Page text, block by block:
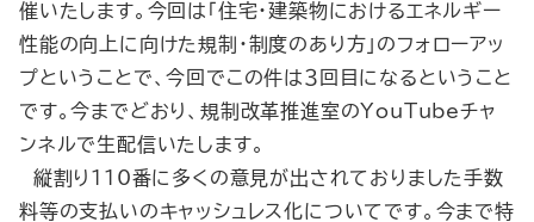
催いたします。今回は「住宅・建築物におけるエネルギー
性能の向上に向けた規制・制度のあり方」のフォローアッ
プということで、今回でこの件は３回目になるということ
です。今までどおり、規制改革推進室のYouTubeチャ
ンネルで生配信いたします。
縦割り110番に多くの意見が出されておりました手数
料等の支払いのキャッシュレス化についてです。今まで特